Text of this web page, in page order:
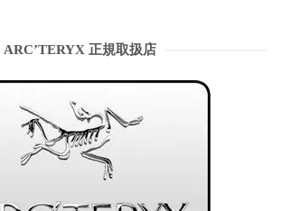
ARC’TERYX 正規取扱店